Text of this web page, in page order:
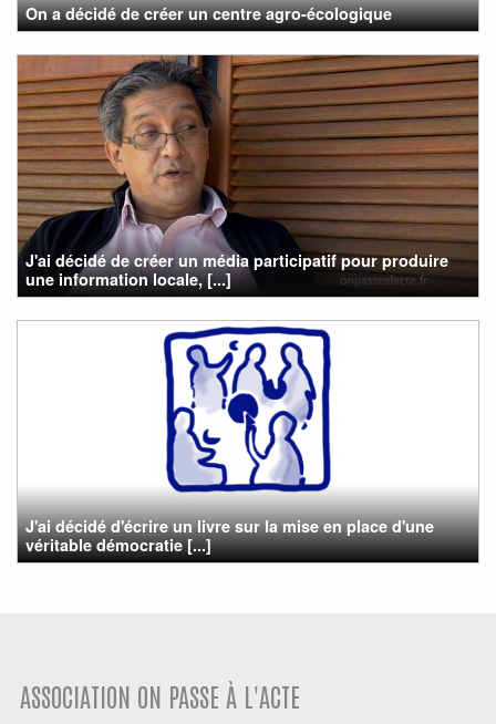
On a décidé de créer un centre agro-écologique
J'ai décidé de créer un média participatif pour produire
une information locale, [...]
J'ai décidé d'écrire un livre sur la mise en place d'une
véritable démocratie [...]
ASSOCIATION ON PASSE À L'ACTE